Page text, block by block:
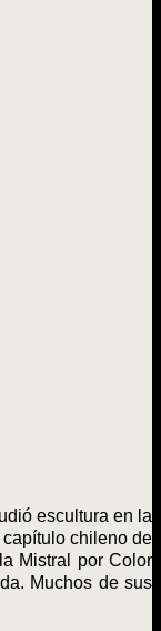
escultura en la
chileno de
Mistral por Color
Muchos de sus